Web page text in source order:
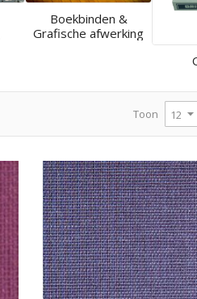
Boekbinden &
Grafische afwerking
Toon